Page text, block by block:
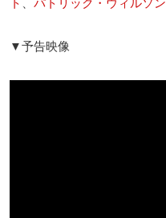
▼予告映像